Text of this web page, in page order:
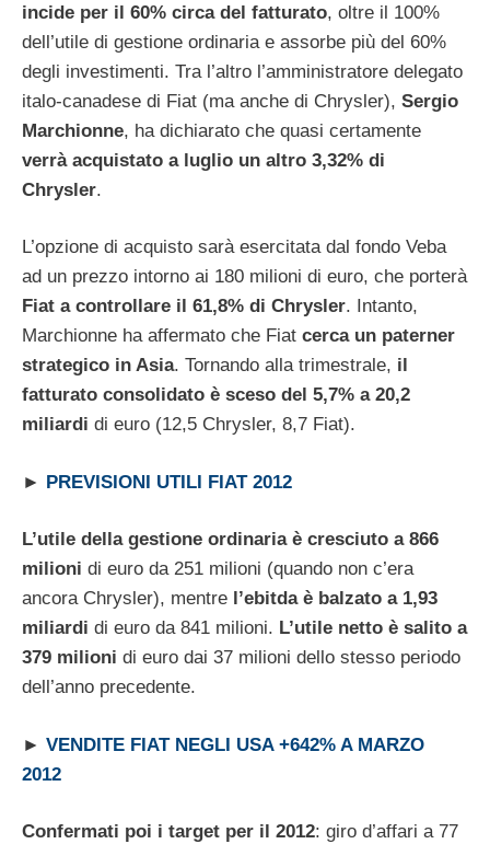
incide per il 60% circa del fatturato, oltre il 100%
dell’utile di gestione ordinaria e assorbe più del 60%
degli investimenti. Tra l’altro l’amministratore delegato
italo-canadese di Fiat (ma anche di Chrysler), Sergio
Marchionne, ha dichiarato che quasi certamente
verrà acquistato a luglio un altro 3,32% di
Chrysler.
L’opzione di acquisto sarà esercitata dal fondo Veba
ad un prezzo intorno ai 180 milioni di euro, che porterà
Fiat a controllare il 61,8% di Chrysler. Intanto,
Marchionne ha affermato che Fiat cerca un paterner
strategico in Asia. Tornando alla trimestrale, il
fatturato consolidato è sceso del 5,7% a 20,2
miliardi di euro (12,5 Chrysler, 8,7 Fiat).
► PREVISIONI UTILI FIAT 2012
L’utile della gestione ordinaria è cresciuto a 866
milioni di euro da 251 milioni (quando non c’era
ancora Chrysler), mentre l’ebitda è balzato a 1,93
miliardi di euro da 841 milioni. L’utile netto è salito a
379 milioni di euro dai 37 milioni dello stesso periodo
dell’anno precedente.
► VENDITE FIAT NEGLI USA +642% A MARZO
2012
Confermati poi i target per il 2012: giro d’affari a 77